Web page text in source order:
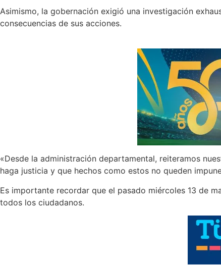
Asimismo, la gobernación exigió una investigación
consecuencias de sus acciones.
«Desde la administración departamental, reiteramos
haga justicia y que hechos como estos no queden
Es importante recordar que el pasado miércoles 13 de
todos los ciudadanos.